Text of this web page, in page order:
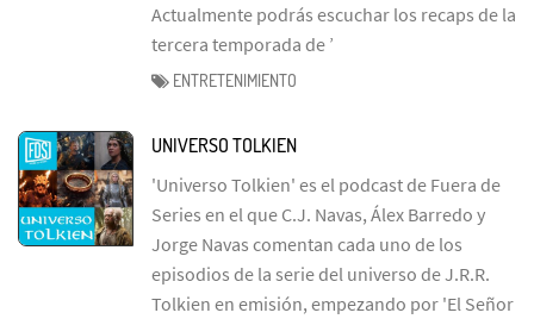
Actualmente podrás escuchar los recaps de la
tercera temporada de ’
ENTRETENIMIENTO
UNIVERSO TOLKIEN
'Universo Tolkien' es el podcast de Fuera de
Series en el que C.J. Navas, Álex Barredo y
Jorge Navas comentan cada uno de los
episodios de la serie del universo de J.R.R.
Tolkien en emisión, empezando por 'El Señor